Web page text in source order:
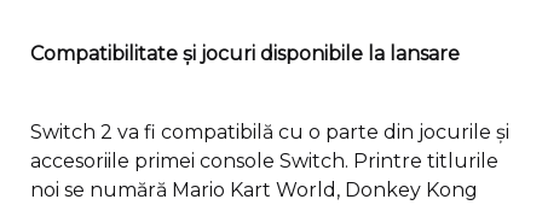
Compatibilitate și jocuri disponibile la lansare
Switch 2 va fi compatibilă cu o parte din jocurile și
accesoriile primei console Switch. Printre titlurile
noi se numără Mario Kart World, Donkey Kong